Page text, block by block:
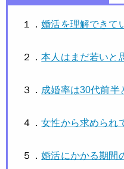
１．婚活を理解できて
２．本人はまだ若いと
３． 成婚率は30代前半
４．女性から求められ
５．婚活にかかる期間